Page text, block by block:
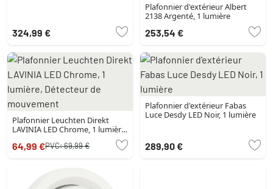
324,99 €
Plafonnier d'extérieur Albert
2138 Argenté, 1 lumière
253,54 €
Plafonnier Leuchten Direkt
LAVINIA LED Chrome, 1 lumière,
64,99 €PVC:69,99 €
Plafonnier d'extérieur Fabas
Luce Desdy LED Noir, 1 lumière
289,90 €